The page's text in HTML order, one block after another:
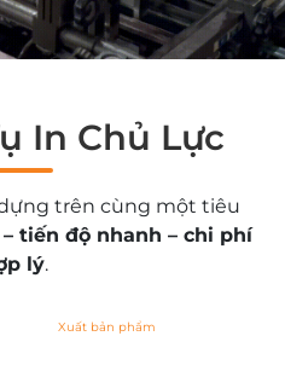
In Chủ Lực
trên cùng một tiêu
tiến độ nhanh – chi phí
lý.
Xuất bản phẩm